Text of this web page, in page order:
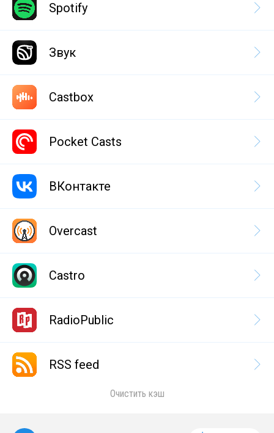
Spotify
Звук
Castbox
Pocket Casts
ВКонтакте
Overcast
Castro
RadioPublic
RSS feed
Очистить кэш